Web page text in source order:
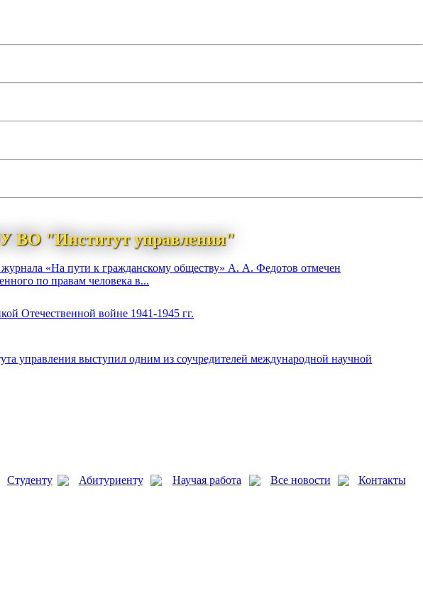
ВО "Институт управления"
«На пути к гражданскому обществу» А. А. Федотов отмечен
по правам человека в...
Отечественной войне 1941-1945 гг.
управления выступил одним из соучредителей международной научной
Студенту Абитуриенту Научая работа Все новости Контакты